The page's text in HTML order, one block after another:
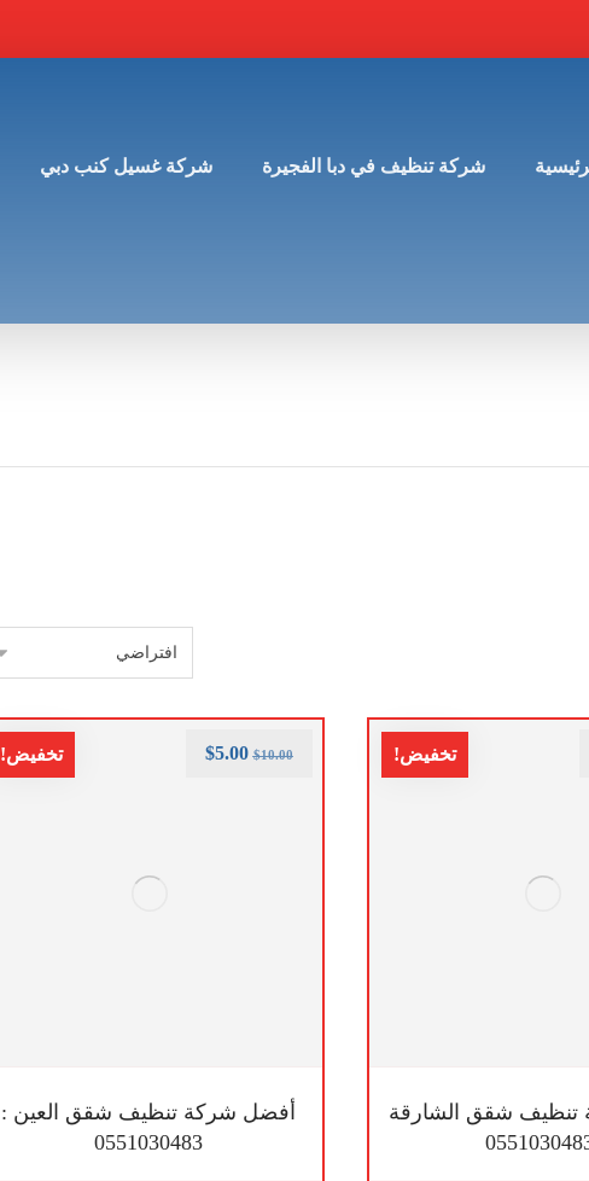
شركة تنظيف في دبا الفجيرة شركة غسيل كنب دبي
تخفيض!
شقق الشارقة
تخفيض!
أفضل شركة تنظيف شقق العين :
0551030483
$10.00
$5.00